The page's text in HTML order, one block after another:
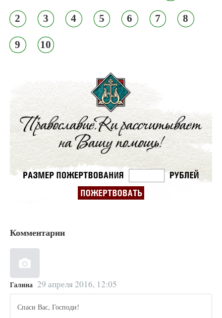
2 3 4 5 6 7 8
9 10
Комментарии
Галина 29 апреля 2016, 12:05
Спаси Вас, Господи!